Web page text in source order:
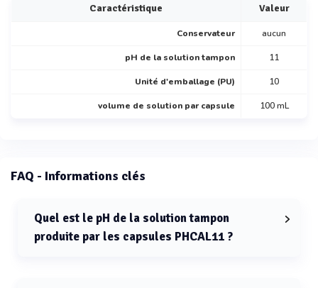
Caractéristique Valeur
Conservateur aucun
pH de la solution tampon 11
Unité d'emballage (PU) 10
volume de solution par capsule 100 mL
FAQ - Informations clés
Quel est le pH de la solution tampon
produite par les capsules PHCAL11 ?